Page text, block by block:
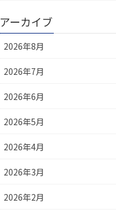
アーカイブ
2026年8月
2026年7月
2026年6月
2026年5月
2026年4月
2026年3月
2026年2月